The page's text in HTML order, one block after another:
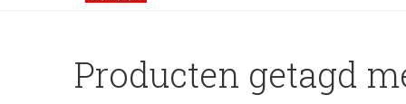
Producten getagd